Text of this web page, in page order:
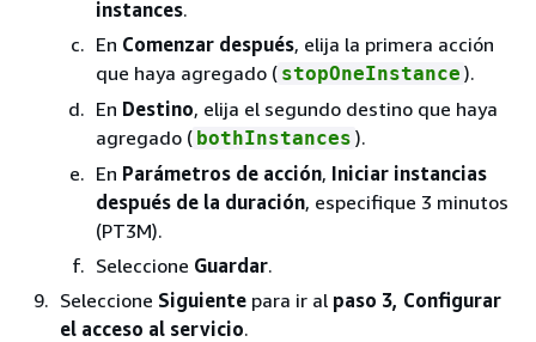
instances.
En Comenzar después, elija la primera acción
que haya agregado ( stopOneInstance ).
En Destino, elija el segundo destino que haya
agregado ( bothInstances ).
En Parámetros de acción, Iniciar instancias
después de la duración, especifique 3 minutos
(PT3M).
Seleccione Guardar.
Seleccione Siguiente para ir al paso 3, Configurar
el acceso al servicio.